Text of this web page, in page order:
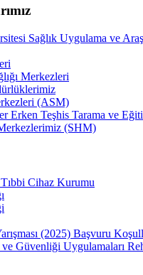
Sağlık Uygulama ve
Merkezleri
(ASM)
Erken Teşhis Tarama ve
(SHM)
Cihaz Kurumu
(2025) Başvuru
ve Güvenliği Uygulamaları